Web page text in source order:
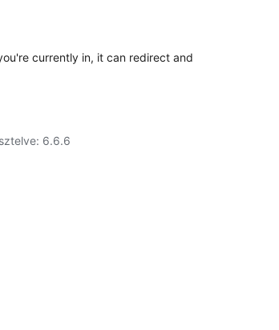
currently in, it can redirect and
6.6.6